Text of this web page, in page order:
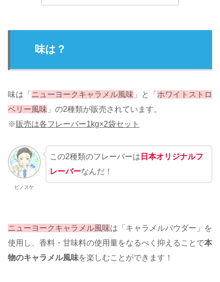
味は？
味は「 ニューヨークキャラメル風味 」と「 ホワイトストロ
ベリー風味 」の2種類が販売されています。
※販売は各フレーバー1kg×2袋セット
ピノスケ
この2種類のフレーバーは 日本オリジナルフ
レーバーなんだ！
ニューヨークキャラメル風味は「キャラメルパウダー」を
使用し、香料・甘味料の使用量をなるべく抑えることで本
物のキャラメル風味を楽しむことができます！